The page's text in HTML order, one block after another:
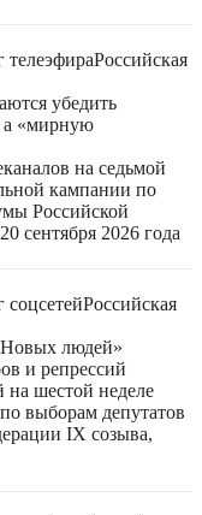
Российская
убедить
а «мирную
на седьмой
кампании по
Российской
сентября 2026 года
Российская
людей»
и репрессий
на шестой неделе
выборам депутатов
IX созыва,